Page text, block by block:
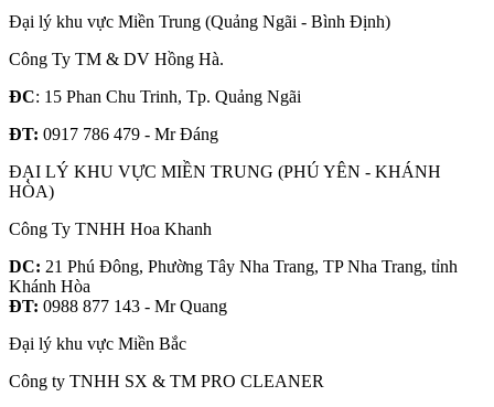
Đại lý khu vực Miền Trung (Quảng Ngãi - Bình Định)
Công Ty TM & DV Hồng Hà.
ĐC: 15 Phan Chu Trinh, Tp. Quảng Ngãi
ĐT: 0917 786 479 - Mr Đáng
ĐẠI LÝ KHU VỰC MIỀN TRUNG (PHÚ YÊN - KHÁNH
HÒA)
Công Ty TNHH Hoa Khanh
DC: 21 Phú Đông, Phường Tây Nha Trang, TP Nha Trang, tỉnh
Khánh Hòa
ĐT: 0988 877 143 - Mr Quang
Đại lý khu vực Miền Bắc
Công ty TNHH SX & TM PRO CLEANER